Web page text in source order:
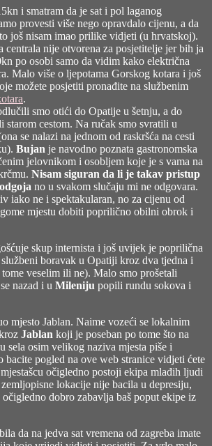
i smatram da je sat i pol laganog
provesti više nego opravdalo cijenu, a da
još nisam imao prilike vidjeti (u hrvatskoj).
centrala nije otvorena za posjetitelje jer bih ja
po osobi samo da vidim kako električna
Malo više o ljepotama Gorskog kotara i još
možete posjetiti pronađite na službenim
.
smo otići do Opatije u šetnju, a do
starom cestom. Na ručak smo svratili u
se nalazi na jednom od raskršća na cesti
Bujan je navodno poznata gastronomska
jelovnikom i osobljem koje je s vama na
Nisam siguran da li je takav pristup
no u svakom slučaju mi ne odgovara.
iako ne i spektakularan, no za cijenu od
mjestu dobiti poprilično obilni obrok i
skup internista i još uvijek je poprilična
boravak u Opatiji kroz dva tjedna i
veselim ili ne). Malo smo prošetali
nazad i u Mileniju popili rundu sokova i
mjesto Jablan. Naime vozeći se lokalnim
Jablan koji je poseban po tome što na
sela osim velikog naziva mjesta piše i
bacite pogled na ove web stranice vidjeti ćete
očigledno postoji ekipa mlađih ljudi
lokacije nije bacila u depresiju,
očigledno dobro zabavlja baš poput ekipe iz
da na jedva sat vremena od zagreba imate